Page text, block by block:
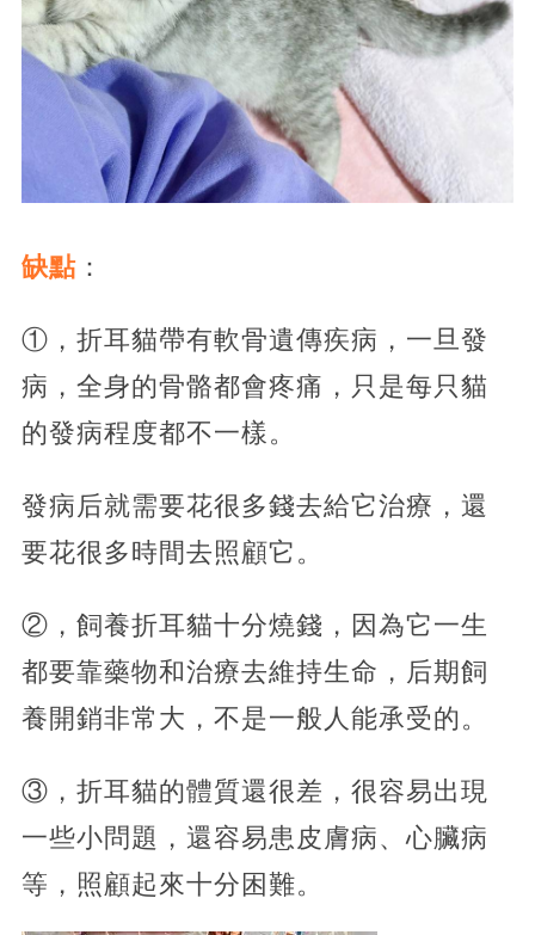
缺點：
①，折耳貓帶有軟骨遺傳疾病，一旦發
病，全身的骨骼都會疼痛，只是每只貓
的發病程度都不一樣。
發病后就需要花很多錢去給它治療，還
要花很多時間去照顧它。
②，飼養折耳貓十分燒錢，因為它一生
都要靠藥物和治療去維持生命，后期飼
養開銷非常大，不是一般人能承受的。
③，折耳貓的體質還很差，很容易出現
一些小問題，還容易患皮膚病、心臟病
等，照顧起來十分困難。